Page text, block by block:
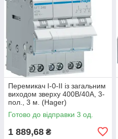
Перемикач I-0-II із загальним
виходом зверху 400В/40А, 3-
пол., 3 м. (Hager)
Готово до відправки 3 од.
1 889,68 ₴